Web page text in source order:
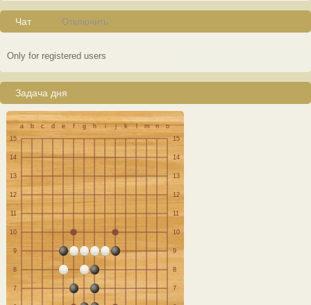
Чат Отключить
Only for registered users
Задача дня
a b c d e f g h i j k l m n
o
15
15
14 14
13 13
12 12
11 11
10 10
9 9
8 8
7 7